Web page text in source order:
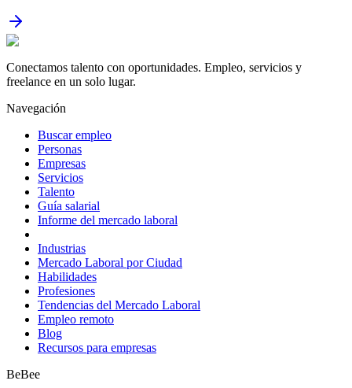
Conectamos talento con oportunidades. Empleo, servicios y
freelance en un solo lugar.
Navegación
Buscar empleo
Personas
Empresas
Servicios
Talento
Guía salarial
Informe del mercado laboral
Industrias
Mercado Laboral por Ciudad
Habilidades
Profesiones
Tendencias del Mercado Laboral
Empleo remoto
Blog
Recursos para empresas
BeBee